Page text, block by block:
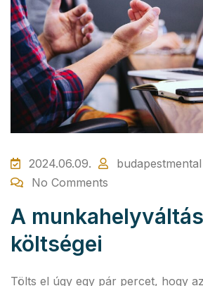
2024.06.09.
budapestmental
No Comments
A
költségei
Tölts el úgy egy pár percet, hogy